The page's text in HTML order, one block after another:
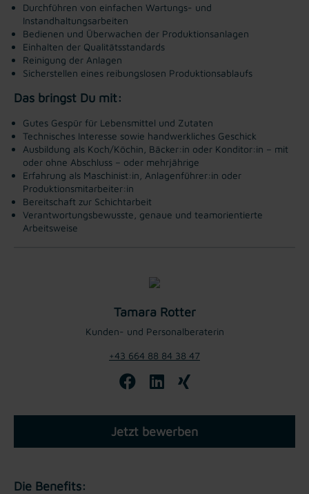
Durchführen von einfachen Wartungs- und
Instandhaltungsarbeiten
Bedienen und Überwachen der Produktionsanlagen
Einhalten der Qualitätsstandards
Reinigung der Anlagen
Sicherstellen eines reibungslosen Produktionsablaufs
Das bringst Du mit:
Gutes Gespür für Lebensmittel und Zutaten
Technisches Interesse sowie handwerkliches Geschick
Ausbildung als Koch/Köchin, Bäcker:in oder Konditor:in – mit
oder ohne Abschluss – oder mehrjährige
Erfahrung als Maschinist:in, Anlagenführer:in oder
Produktionsmitarbeiter:in
Bereitschaft zur Schichtarbeit
Verantwortungsbewusste, genaue und teamorientierte
Arbeitsweise
Tamara Rotter
Kunden- und Personalberaterin
+43 664 88 84 38 47
Jetzt bewerben
Die Benefits: